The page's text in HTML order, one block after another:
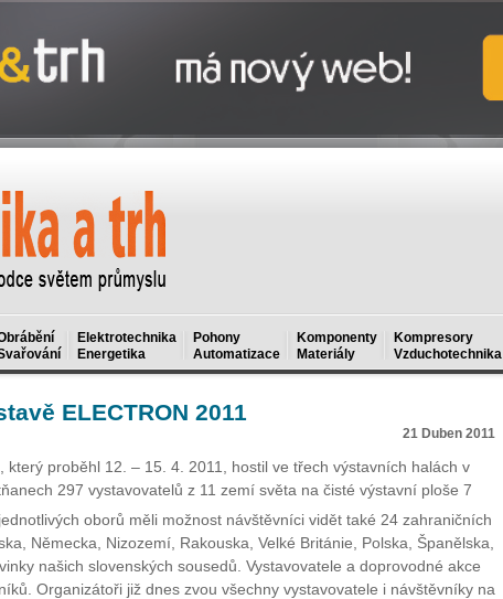
Elektrotechnika
Energetika
Pohony
Automatizace
Komponenty
Materiály
Kompresory
Vzduchotechnika
ELECTRON 2011
21 Duben 2011
který proběhl 12. – 15. 4. 2011, hostil ve třech výstavních halách v
297 vystavovatelů z 11 zemí světa na čisté výstavní ploše 7
oborů měli možnost návštěvníci vidět také 24 zahraničních
Německa, Nizozemí, Rakouska, Velké Británie, Polska, Španělska,
našich slovenských sousedů. Vystavovatele a doprovodné akce
Organizátoři již dnes zvou všechny vystavovatele i návštěvníky na